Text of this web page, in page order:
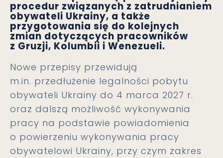
procedur związanych z zatrudnianiem
obywateli Ukrainy, a także
przygotowania się do kolejnych
zmian dotyczących pracowników
z Gruzji, Kolumbii i Wenezueli.
Nowe przepisy przewidują
m.in. przedłużenie legalności pobytu
obywateli Ukrainy do 4 marca 2027 r.
oraz dalszą możliwość wykonywania
pracy na podstawie powiadomienia
o powierzeniu wykonywania pracy
obywatelowi Ukrainy, przy czym zakres